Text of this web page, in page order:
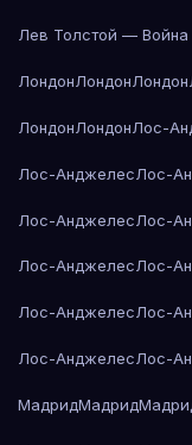
Лев Толстой —
ЛондонЛондонЛондон
ЛондонЛондонЛос-
Лос-АнджелесЛос-
Лос-АнджелесЛос-
Лос-АнджелесЛос-
Лос-АнджелесЛос-
Лос-АнджелесЛос-
МадридМадрид